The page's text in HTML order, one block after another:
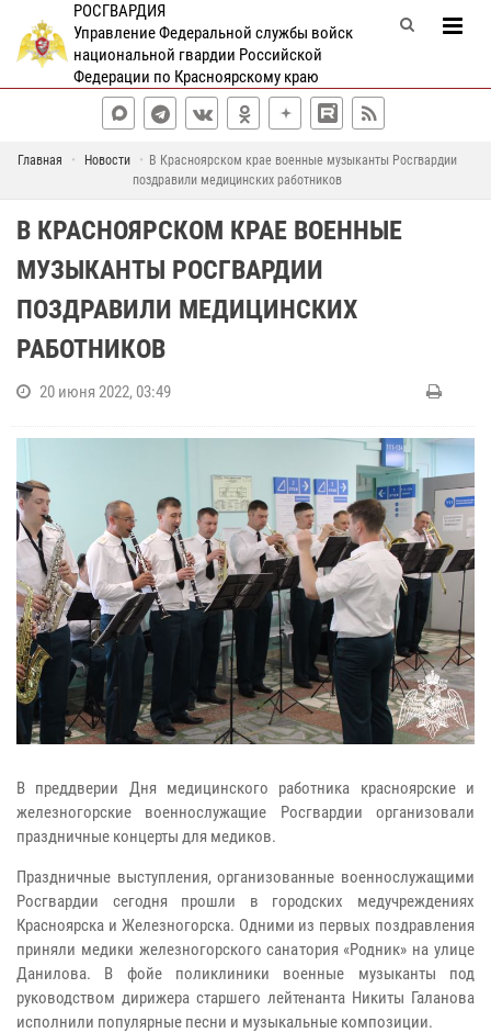
РОСГВАРДИЯ
Управление Федеральной службы войск
национальной гвардии Российской
Федерации по Красноярскому краю
Главная Новости
В Красноярском крае военные музыканты Росгвардии
поздравили медицинских работников
В КРАСНОЯРСКОМ КРАЕ ВОЕННЫЕ
МУЗЫКАНТЫ РОСГВАРДИИ
ПОЗДРАВИЛИ МЕДИЦИНСКИХ
РАБОТНИКОВ
20 июня 2022, 03:49
В преддверии Дня медицинского работника красноярские и
железногорские военнослужащие Росгвардии организовали
праздничные концерты для медиков.
Праздничные выступления, организованные военнослужащими
Росгвардии сегодня прошли в городских медучреждениях
Красноярска и Железногорска. Одними из первых поздравления
приняли медики железногорского санатория «Родник» на улице
Данилова. В фойе поликлиники военные музыканты под
руководством дирижера старшего лейтенанта Никиты Галанова
исполнили популярные песни и музыкальные композиции.